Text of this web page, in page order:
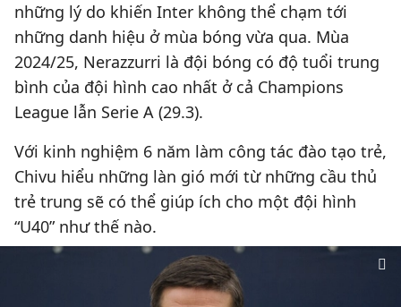
những lý do khiến Inter không thể chạm tới
những danh hiệu ở mùa bóng vừa qua. Mùa
2024/25, Nerazzurri là đội bóng có độ tuổi trung
bình của đội hình cao nhất ở cả Champions
League lẫn Serie A (29.3).
Với kinh nghiệm 6 năm làm công tác đào tạo trẻ,
Chivu hiểu những làn gió mới từ những cầu thủ
trẻ trung sẽ có thể giúp ích cho một đội hình
“U40” như thế nào.